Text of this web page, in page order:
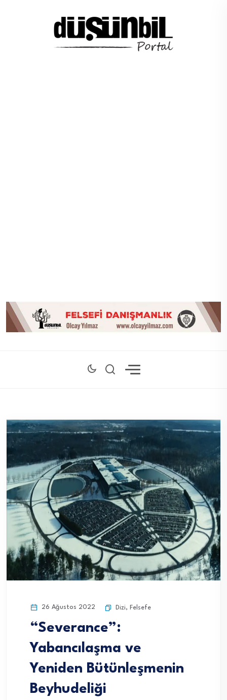
26 Ağustos 2022 Dizi, Felsefe
“Severance”:
Yabancılaşma ve
Yeniden Bütünleşmenin
Beyhudeliği